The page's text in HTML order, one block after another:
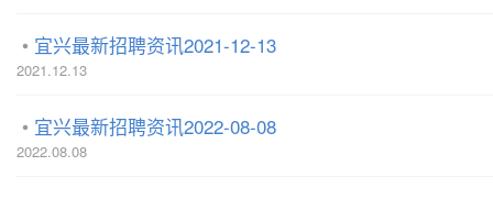
宜兴最新招聘资讯2021-12-13
2021.12.13
宜兴最新招聘资讯2022-08-08
2022.08.08